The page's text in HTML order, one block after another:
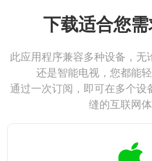
下载适合您
此应用程序兼容多种设备，无
还是智能电视，您都能轻
通过一次订阅，即可在多个设
缝的互联网体